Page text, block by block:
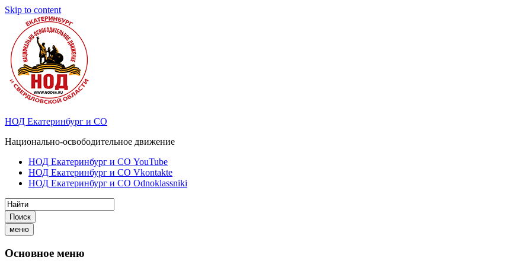
Skip to content
НОД Екатеринбург и СО
Национально-освободительное движение
НОД Екатеринбург и СО YouTube
НОД Екатеринбург и СО Vkontakte
НОД Екатеринбург и СО Odnoklassniki
Поиск
меню
Основное меню